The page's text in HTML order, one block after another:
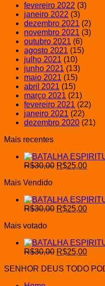
fevereiro 2022 (3)
janeiro 2022 (3)
dezembro 2021 (2)
novembro 2021 (3)
outubro 2021 (6)
agosto 2021 (15)
julho 2021 (10)
junho 2021 (13)
maio 2021 (15)
abril 2021 (15)
março 2021 (21)
fevereiro 2021 (22)
janeiro 2021 (22)
dezembro 2020 (21)
Mais recentes
R$30,00 O
R$30,00.
R$25,00O
Mais Vendido
R$30,00 O
R$30,00.
R$25,00O
Mais votado
R$30,00 O
original
R$25,00O
atual
SENHOR DEUS TODO